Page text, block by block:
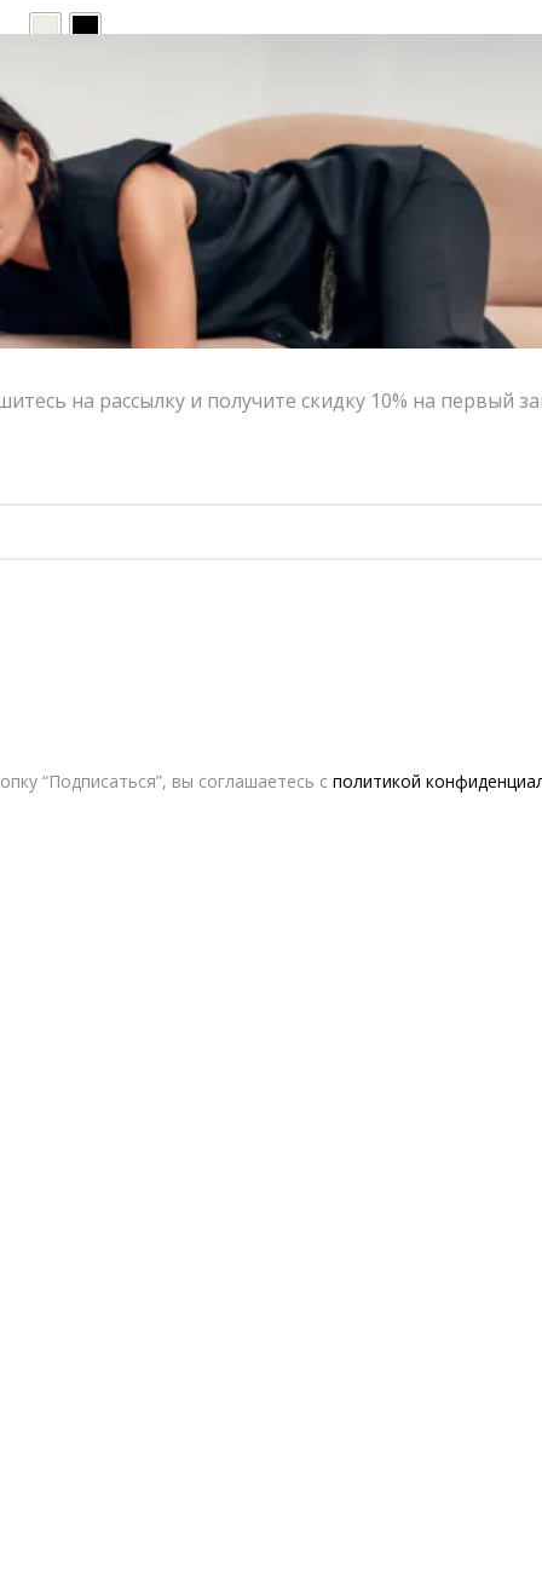
Контакты
Сотрудничество с дизайнерами
Оферта
Политика конфиденциальности
на рассылку и получите скидку 10% на первый
“Подписаться”, вы соглашаетесь с политикой